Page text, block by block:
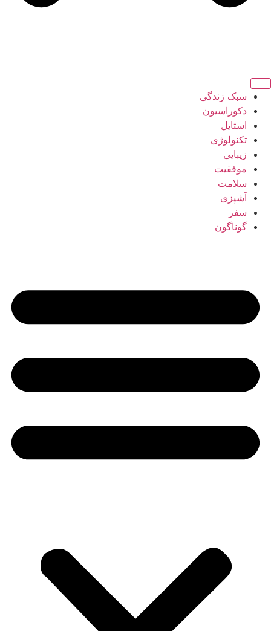
سبک زندگی
دکوراسیون
استایل
تکنولوژی
زیبایی
موفقیت
سلامت
آشپزی
سفر
گوناگون